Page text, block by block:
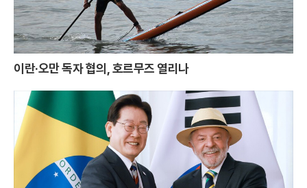
이란·오만 독자 협의, 호르무즈 열리나